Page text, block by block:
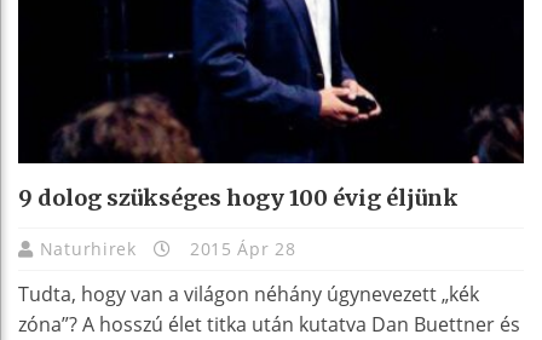
9 dolog szükséges hogy 100 évig éljünk
Naturhirek 2015 Ápr 28
Tudta, hogy van a világon néhány úgynevezett „kék
zóna”? A hosszú élet titka után kutatva Dan Buettner és